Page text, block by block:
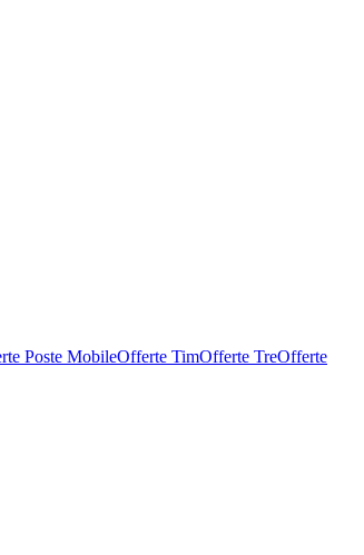
Poste MobileOfferte TimOfferte TreOfferte